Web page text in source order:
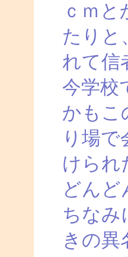
ｃｍ
たりと
れて信
今学校
かもこ
り場
けられ
どん
ちなみ
きの